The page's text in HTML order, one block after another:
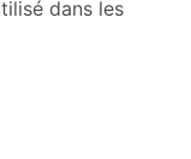
dans les